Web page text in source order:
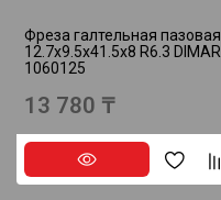
Фреза галтельная пазовая
12.7x9.5x41.5x8 R6.3 DIMAR
1060125
13 780 ₸